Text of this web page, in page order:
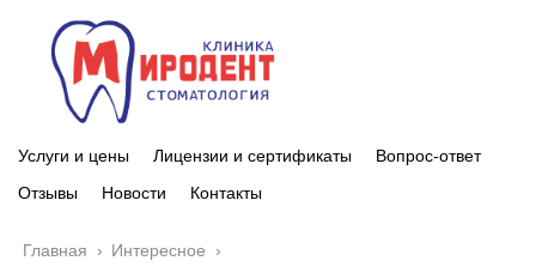
Услуги и цены Лицензии и сертификаты
Вопрос-ответ
Отзывы
Новости Контакты
Главная › Интересное ›